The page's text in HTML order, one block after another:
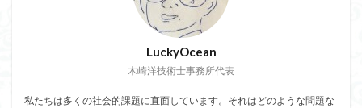
LuckyOcean
木崎洋技術士事務所代表
私たちは多くの社会的課題に直面しています。それはどのような問題な